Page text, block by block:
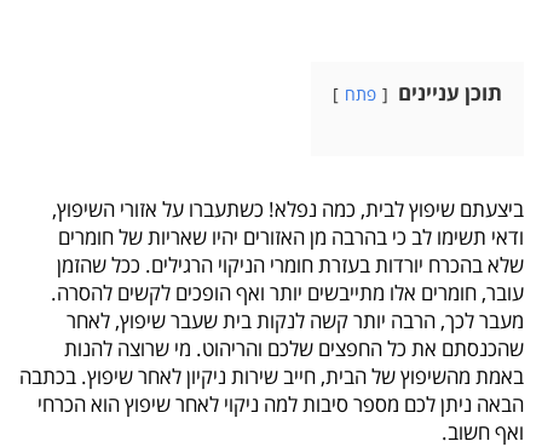
תוכן עניינים פתח
ביצעתם שיפוץ לבית, כמה נפלא! כשתעברו על אזורי השיפוץ,
ודאי תשימו לב כי בהרבה מן האזורים יהיו שאריות של חומרים
שלא בהכרח יורדות בעזרת חומרי הניקוי הרגילים. ככל שהזמן
עובר, חומרים אלו מתייבשים יותר ואף הופכים לקשים להסרה.
מעבר לכך, הרבה יותר קשה לנקות בית שעבר שיפוץ, לאחר
שהכנסתם את כל החפצים שלכם והריהוט. מי שרוצה להנות
באמת מהשיפוץ של הבית, חייב שירות ניקיון לאחר שיפוץ. בכתבה
הבאה ניתן לכם מספר סיבות למה ניקוי לאחר שיפוץ הוא הכרחי
ואף חשוב.